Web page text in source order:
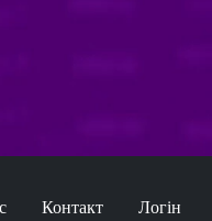
Контакт Логін